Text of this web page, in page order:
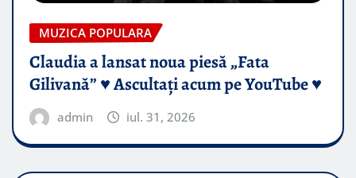
MUZICA POPULARA
Claudia a lansat noua piesă „Fata
Gilivană” ♥️ Ascultați acum pe YouTube ♥️
admin iul. 31, 2026